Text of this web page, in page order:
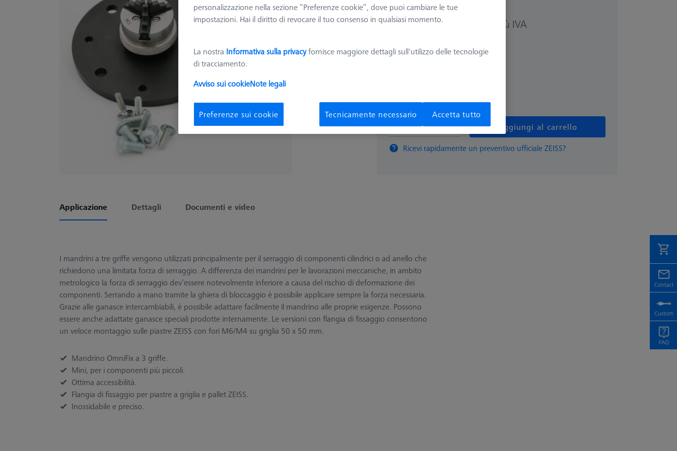
più IVA
pz
Aggiungi al carrello
Ricevi rapidamente un preventivo ufficiale ZEISS?
Applicazione Dettagli Documenti e video
I mandrini a tre griffe vengono utilizzati principalmente per il serraggio di componenti cilindrici o ad anello che
richiedono una limitata forza di serraggio. A differenza dei mandrini per le lavorazioni meccaniche, in ambito
metrologico la forza di serraggio dev‘essere notevolmente inferiore a causa del rischio di deformazione dei
componenti. Serrando a mano tramite la ghiera di bloccaggio è possibile applicare sempre la forza necessaria.
Grazie alle ganasce intercambiabili, è possibile adattare facilmente il mandrino alle proprie esigenze. Possono
essere anche adattate ganasce speciali prodotte internamente. Le versioni con flangia di fissaggio consentono
un veloce montaggio sulle piastre ZEISS con fori M6/M4 su griglia 50 x 50 mm.
Mandrino OmniFix a 3 griffe.
Mini, per i componenti più piccoli.
Ottima accessibilità.
Flangia di fissaggio per piastre a griglia e pallet ZEISS.
Inossidabile e preciso.
personalizzazione nella sezione “Preferenze cookie”, dove puoi cambiare le tue
impostazioni. Hai il diritto di revocare il tuo consenso in qualsiasi momento.
La nostra Informativa sulla privacyfornisce maggiore dettagli sull'utilizzo delle tecnologie
di tracciamento.
Avviso sui cookieNote legali
Preferenze sui cookie Tecnicamente necessario Accetta tutto